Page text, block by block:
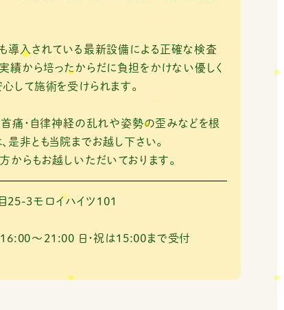
導入されている最新設備による正確な検査
績から培ったからだに負担をかけない優しく
して施術を受けられます。
首痛・自律神経の乱れや姿勢の歪みなどを根
是非とも当院までお越し下さい。
らもお越しいただいております。
25-3モロイハイツ101
～21:00 日・祝は15:00まで受付